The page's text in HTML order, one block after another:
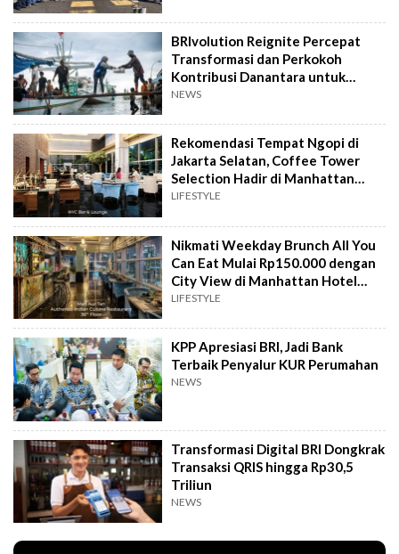
BRIvolution Reignite Percepat
Transformasi dan Perkokoh
Kontribusi Danantara untuk
Ekonomi Nasional
NEWS
Rekomendasi Tempat Ngopi di
Jakarta Selatan, Coffee Tower
Selection Hadir di Manhattan
Hotel Jakarta
LIFESTYLE
Nikmati Weekday Brunch All You
Can Eat Mulai Rp150.000 dengan
City View di Manhattan Hotel
Jakarta
LIFESTYLE
KPP Apresiasi BRI, Jadi Bank
Terbaik Penyalur KUR Perumahan
NEWS
Transformasi Digital BRI Dongkrak
Transaksi QRIS hingga Rp30,5
Triliun
NEWS